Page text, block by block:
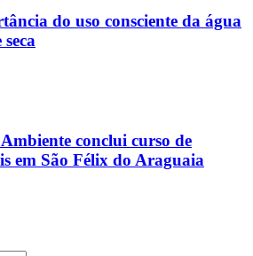
do uso consciente da água
conclui curso de
em São Félix do Araguaia